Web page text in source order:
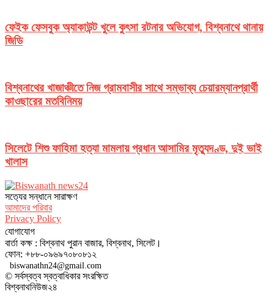
ফেইক ফেসবুক অ্যাকাউন্ট খুলে কুৎসা রটনার অভিযোগ, বিশ্বনাথে থানায়
জিডি
বিশ্বনাথের খাজাঞ্চীতে নিজ গ্রামবাসীর সাথে সম্ভাব্য চেয়ারম্যানপ্রার্থী
কাওছারের মতবিনিময়
সিলেটে শিশু ফাহিমা হত্যা মামলায় প্রধান আসামির মৃত্যুদণ্ড, দুই ভাই
খালাস
সত‌্যের সন্ধানে সারাক্ষণ
আমাদের পরিবার
Privacy Policy
যোগাযোগ
বার্তা কক্ষ : বিশ্বনাথ পুরান বাজার, বিশ্বনাথ, সিলেট।
ফোন: +৮৮-০৯৬৯৭০৮০৮১২
biswanathn24@gmail.com
© সর্বস্বত্ব স্বত্বাধিকার সংরক্ষিত
বিশ্বনাথনিউজ২৪